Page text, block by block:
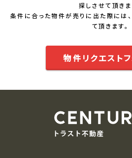
探しさせて頂きま
条件に合った物件が売りに出た際には
て頂きます。
物件リクエスト